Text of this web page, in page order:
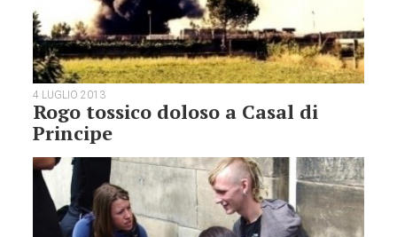
4 LUGLIO 2013
Rogo tossico doloso a Casal di
Principe